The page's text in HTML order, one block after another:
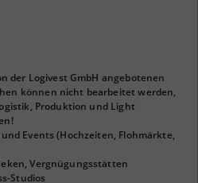
der Logivest GmbH angebotenen
können nicht bearbeitet werden,
Produktion und Light
Events (Hochzeiten, Flohmärkte,
Vergnügungsstätten
Studios